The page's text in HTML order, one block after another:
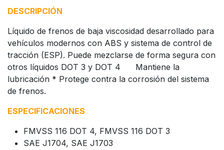
DESCRIPCIÓN
Líquido de frenos de baja viscosidad desarrollado para
vehículos modernos con ABS y sistema de control de
tracción (ESP). Puede mezclarse de forma segura con
otros líquidos DOT 3 y DOT 4 Mantiene la
lubricación * Protege contra la corrosión del sistema
de frenos.
ESPECIFICACIONES
FMVSS 116 DOT 4, FMVSS 116 DOT 3
SAE J1704, SAE J1703